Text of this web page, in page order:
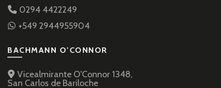
0294 4422249
+549 2944955904
BACHMANN O’CONNOR
Vicealmirante O'Connor 1348,
San Carlos de Bariloche